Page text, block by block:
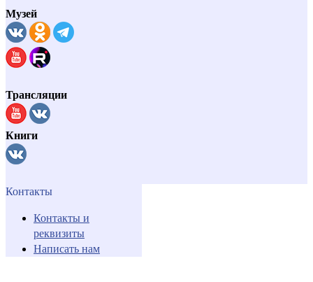
Музей
Трансляции
Книги
Контакты
Контакты и
реквизиты
Написать нам